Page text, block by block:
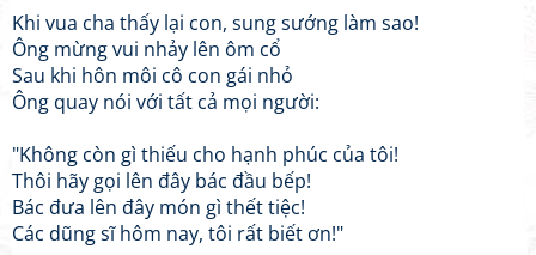
Khi vua cha thấy lại con, sung sướng làm sao!
Ông mừng vui nhảy lên ôm cổ
Sau khi hôn môi cô con gái nhỏ
Ông quay nói với tất cả mọi người:
"Không còn gì thiếu cho hạnh phúc của tôi!
Thôi hãy gọi lên đây bác đầu bếp!
Bác đưa lên đây món gì thết tiệc!
Các dũng sĩ hôm nay, tôi rất biết ơn!"